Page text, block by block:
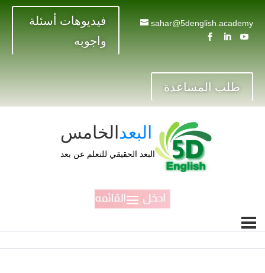
sahar@5denglish.academy
  
فيديوهات أسئلة
واجوبه
طلب المساعدة
البعدالخامس
البعد الحقيقي للتعلم عن بعد